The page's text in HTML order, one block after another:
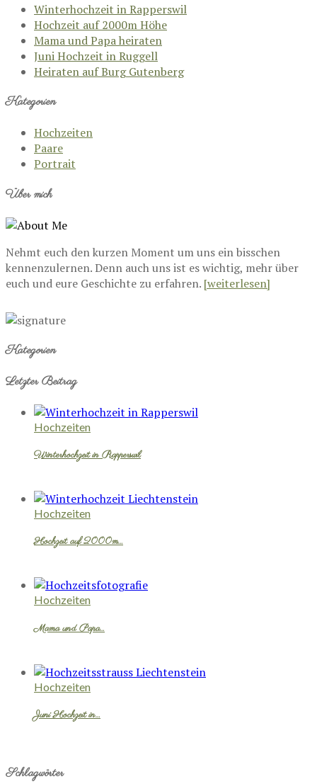
Winterhochzeit in Rapperswil
Hochzeit auf 2000m Höhe
Mama und Papa heiraten
Juni Hochzeit in Ruggell
Heiraten auf Burg Gutenberg
Kategorien
Hochzeiten
Paare
Portrait
Über mich
Nehmt euch den kurzen Moment um uns ein bisschen
kennenzulernen. Denn auch uns ist es wichtig, mehr über
euch und eure Geschichte zu erfahren. [weiterlesen]
Kategorien
Letzter Beitrag
Hochzeiten
Winterhochzeit in Rapperswil
Hochzeiten
Hochzeit auf 2000m…
Hochzeiten
Mama und Papa…
Hochzeiten
Juni Hochzeit in…
Schlagwörter